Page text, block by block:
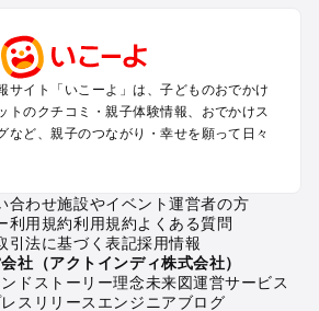
かけ
かけ
サイト「いこーよ」は、子どものおでかけ
トのクチコミ・親子体験情報、おでかけス
など、親子のつながり・幸せを願って日々
合わせ施設やイベント運営者の方
利用規約利用規約よくある質問
引法に基づく表記採用情報
社（アクトインディ株式会社）
ドストーリー理念未来図運営サービス
スリリース エンジニアブログ